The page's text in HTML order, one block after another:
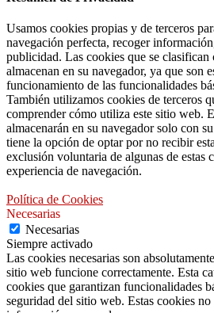
Usamos cookies propias y de terceros
navegación perfecta, recoger
publicidad. Las cookies que se clasifican
almacenan en su navegador, ya que son
funcionamiento de las funcionalidades
También utilizamos cookies de terceros
comprender cómo utiliza este sitio web.
almacenarán en su navegador solo con
tiene la opción de optar por no recibir
exclusión voluntaria de algunas de estas
experiencia de navegación.
Política de Cookies
Necesarias
Necesarias
Siempre activado
Las cookies necesarias son
sitio web funcione correctamente. Esta
cookies que garantizan funcionalidades
seguridad del sitio web. Estas cookies